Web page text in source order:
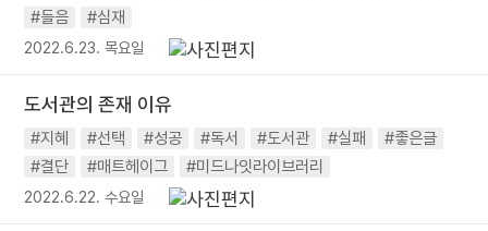
#들음
#심재
2022.6.23. 목요일
도서관의 존재 이유
#지혜 #선택 #성공 #독서 #도서관 #실패
#좋은글
#결단
#매트헤이그 #미드나잇라이브러리
2022.6.22. 수요일